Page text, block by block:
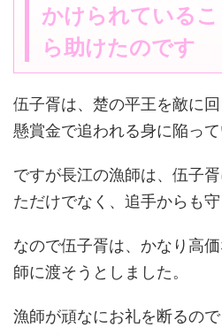
かけられている
ら助けたのです
伍子胥は、楚の平王を敵に
懸賞金で追われる身に陥って
ですが長江の漁師は、伍子
ただけでなく、追手からも守
なので伍子胥は、かなり高
師に渡そうとしました。
漁師が頑なにお礼を断るの